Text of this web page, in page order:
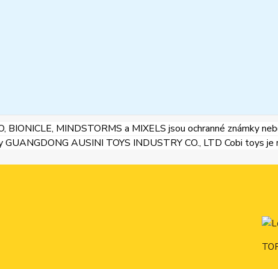
BIONICLE, MINDSTORMS a MIXELS jsou ochranné známky
AUSINI TOYS INDUSTRY CO., LTD Cobi toys